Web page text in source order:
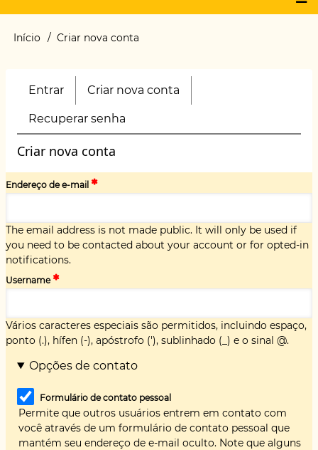
Main
Trilha
Início Criar nova conta
Primary
Entrar Criar nova conta
ativa)
Recuperar senha
Criar nova conta
Endereço de e-mail
The email address is not made public. It will only be used if
you need to be contacted about your account or for opted-in
notifications.
Username
Vários caracteres especiais são permitidos, incluindo espaço,
ponto (.), hífen (-), apóstrofo ('), sublinhado (_) e o sinal @.
Opções de contato
Formulário de contato pessoal
Permite que outros usuários entrem em contato com
você através de um formulário de contato pessoal que
mantém seu endereço de e-mail oculto. Note que alguns